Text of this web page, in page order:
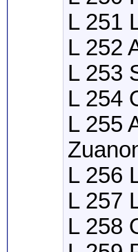
L 251
L 252
L 253
L 254
L 255
L 256
L 257
L 258